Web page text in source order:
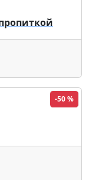
-50 %